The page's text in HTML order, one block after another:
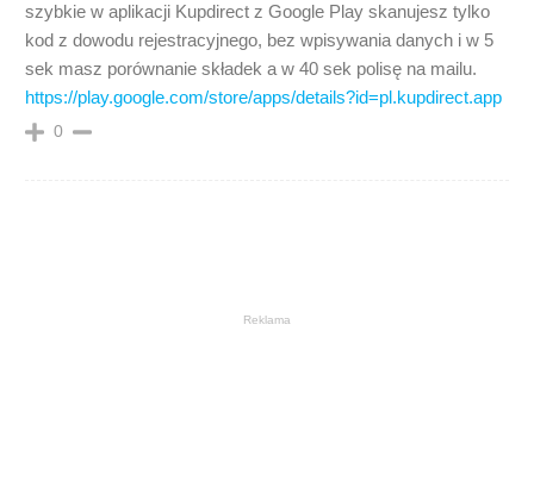
szybkie w aplikacji Kupdirect z Google Play skanujesz tylko
kod z dowodu rejestracyjnego, bez wpisywania danych i w 5
sek masz porównanie składek a w 40 sek polisę na mailu.
https://play.google.com/store/apps/details?id=pl.kupdirect.app
0
Reklama